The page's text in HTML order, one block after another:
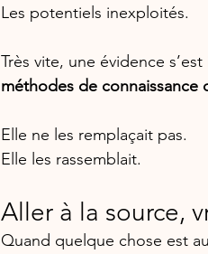
Les potentiels inexploités.
Très vite, une évidence
méthodes de connaissance
Elle ne les remplaçait pas.
Elle les rassemblait.
Aller à la source,
Quand quelque chose est